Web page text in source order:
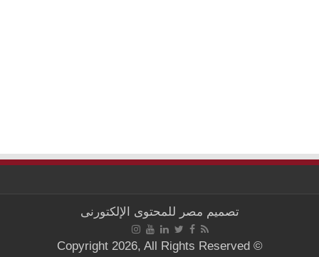
تصميم مصر للمحتوى الإلكتورنى
© Copyright 2026, All Rights Reserved